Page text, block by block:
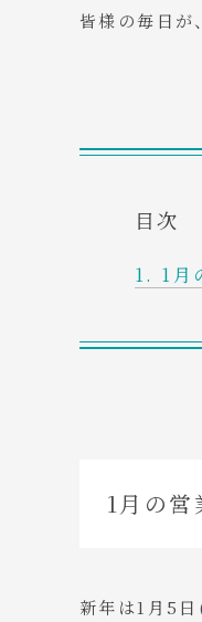
皆様の毎日が
目次
1月
1月の営
新年は1月5